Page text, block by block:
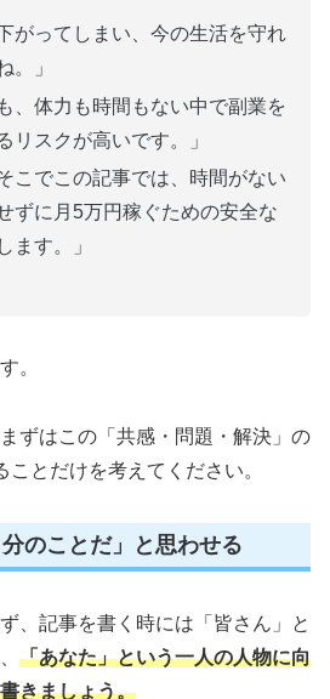
がってしまい、今の生活を守れ
。」
、体力も時間もない中で副業を
リスクが高いです。」
こでこの記事では、時間がない
ずに月5万円稼ぐための安全な
ます。」
。
ずはこの「共感・問題・解決」の
とだけを考えてください。
のことだ」と思わせる
、記事を書く時には「皆さん」と
「あなた」という一人の人物に向
きましょう。